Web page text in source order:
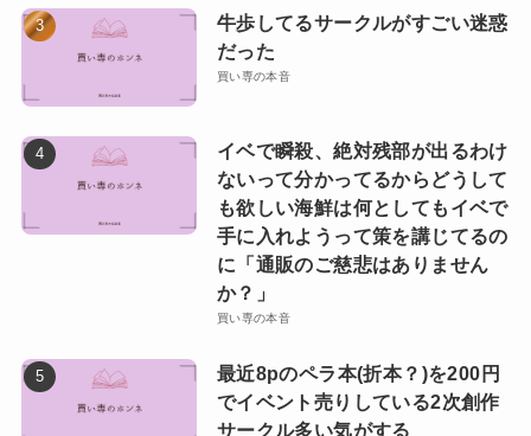
牛歩してるサークルがすごい迷惑
だった
買い専の本音
イベで瞬殺、絶対残部が出るわけ
ないって分かってるからどうして
も欲しい海鮮は何としてもイベで
手に入れようって策を講じてるの
に「通販のご慈悲はありません
か？」
買い専の本音
最近8pのペラ本(折本？)を200円
でイベント売りしている2次創作
サークル多い気がする